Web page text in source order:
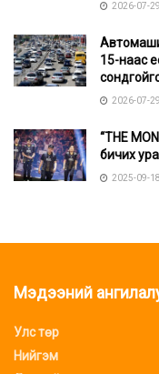
2026-07-29
15-наас
2026-07-29
“THE
бичих
2025-09-18
Мэдээний
Улс төр
Нийгэм